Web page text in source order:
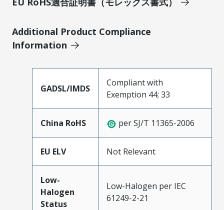
Additional Product Compliance
Information
GADSL/IMDS
Compliant with
Exemption 44; 33
China RoHS per SJ/T 11365-2006
EU ELV Not Relevant
Low-
Halogen
Status
Low-Halogen per IEC
61249-2-21